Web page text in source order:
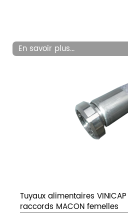
En savoir plus...
Tuyaux alimentaires VINICAP
raccords MACON femelles